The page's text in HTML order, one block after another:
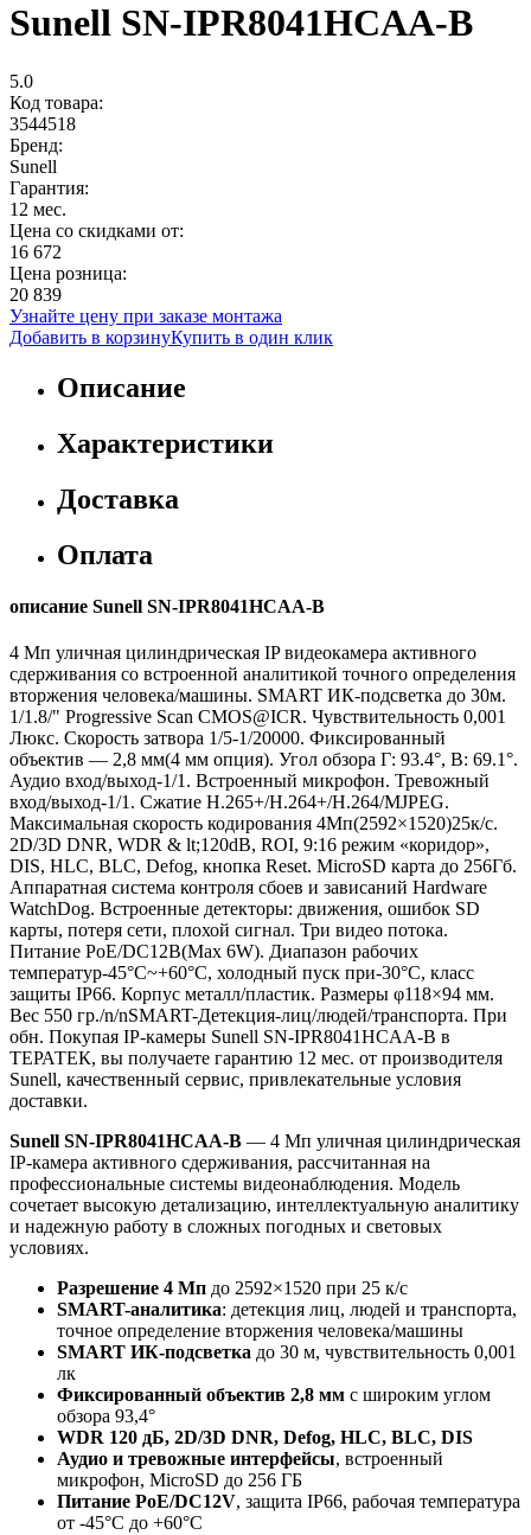
Sunell SN-IPR8041HCAA-B
5.0
Код товара:
3544518
Бренд:
Sunell
Гарантия:
12 мес.
Цена со скидками от:
16 672
Цена розница:
20 839
Узнайте цену при заказе монтажа
Добавить в корзинуКупить в один клик
Описание
Характеристики
Доставка
Оплата
описание Sunell SN-IPR8041HCAA-B
4 Мп уличная цилиндрическая IP видеокамера активного
сдерживания со встроенной аналитикой точного определения
вторжения человека/машины. SMART ИК-подсветка до 30м.
1/1.8/" Progressive Scan CMOS@ICR. Чувствительность 0,001
Люкс. Скорость затвора 1/5-1/20000. Фиксированный
объектив — 2,8 мм(4 мм опция). Угол обзора Г: 93.4°, В: 69.1°.
Аудио вход/выход-1/1. Встроенный микрофон. Тревожный
вход/выход-1/1. Сжатие H.265+/H.264+/H.264/MJPEG.
Максимальная скорость кодирования 4Мп(2592×1520)25к/с.
2D/3D DNR, WDR & lt;120dB, ROI, 9:16 режим «коридор»,
DIS, HLC, BLC, Defog, кнопка Reset. MicroSD карта до 256Гб.
Аппаратная система контроля сбоев и зависаний Hardware
WatchDog. Встроенные детекторы: движения, ошибок SD
карты, потеря сети, плохой сигнал. Три видео потока.
Питание PoE/DC12В(Max 6W). Диапазон рабочих
температур-45°C~+60°C, холодный пуск при-30°C, класс
защиты IP66. Корпус металл/пластик. Размеры φ118×94 мм.
Вес 550 гр./n/nSMART-Детекция-лиц/людей/транспорта. При
обн. Покупая IP-камеры Sunell SN-IPR8041HCAA-B в
ТЕРАТЕК, вы получаете гарантию 12 мес. от производителя
Sunell, качественный сервис, привлекательные условия
доставки.
Sunell SN-IPR8041HCAA-B — 4 Мп уличная цилиндрическая
IP-камера активного сдерживания, рассчитанная на
профессиональные системы видеонаблюдения. Модель
сочетает высокую детализацию, интеллектуальную аналитику
и надежную работу в сложных погодных и световых
условиях.
Разрешение 4 Мп до 2592×1520 при 25 к/с
SMART-аналитика: детекция лиц, людей и транспорта,
точное определение вторжения человека/машины
SMART ИК-подсветка до 30 м, чувствительность 0,001
лк
Фиксированный объектив 2,8 мм с широким углом
обзора 93,4°
WDR 120 дБ, 2D/3D DNR, Defog, HLC, BLC, DIS
Аудио и тревожные интерфейсы, встроенный
микрофон, MicroSD до 256 ГБ
Питание PoE/DC12V, защита IP66, рабочая температура
от -45°C до +60°C